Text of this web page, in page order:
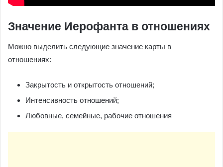
Значение Иерофанта в отношениях
Можно выделить следующие значение карты в
отношениях:
Закрытость и открытость отношений;
Интенсивность отношений;
Любовные, семейные, рабочие отношения